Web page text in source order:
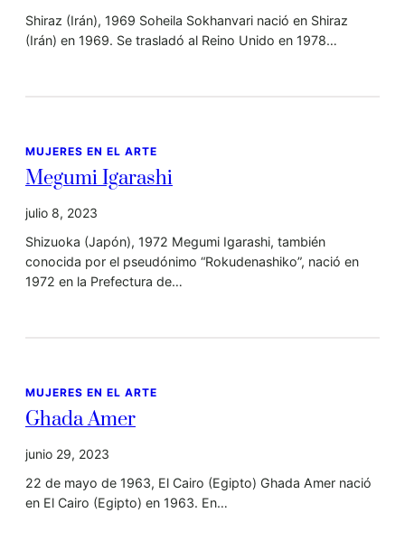
Shiraz (Irán), 1969 Soheila Sokhanvari nació en Shiraz
(Irán) en 1969. Se trasladó al Reino Unido en 1978…
MUJERES EN EL ARTE
Megumi Igarashi
julio 8, 2023
Shizuoka (Japón), 1972 Megumi Igarashi, también
conocida por el pseudónimo “Rokudenashiko”, nació en
1972 en la Prefectura de…
MUJERES EN EL ARTE
Ghada Amer
junio 29, 2023
22 de mayo de 1963, El Cairo (Egipto) Ghada Amer nació
en El Cairo (Egipto) en 1963. En…